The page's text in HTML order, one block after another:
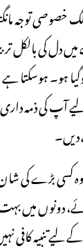
الگ خصوصی
دل کی
ہو۔ ہوسکتا
آپ کی ذمہ
دیں۔
بڑے کی شان
میں بہت
تنبیہ